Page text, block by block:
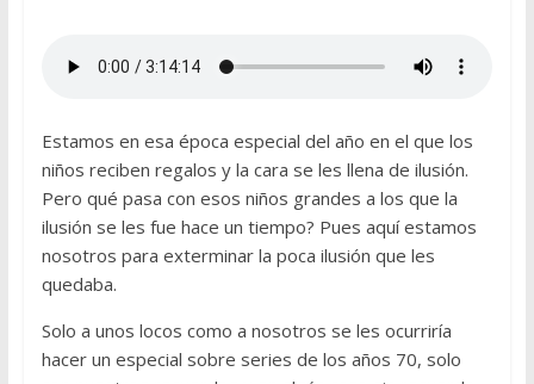
Estamos en esa época especial del año en el que los
niños reciben regalos y la cara se les llena de ilusión.
Pero qué pasa con esos niños grandes a los que la
ilusión se les fue hace un tiempo? Pues aquí estamos
nosotros para exterminar la poca ilusión que les
quedaba.
Solo a unos locos como a nosotros se les ocurriría
hacer un especial sobre series de los años 70, solo